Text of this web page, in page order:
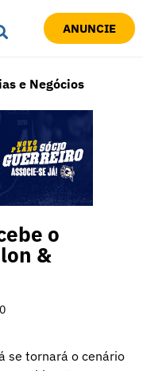
ANUNCIE
e Negócios
o
&
se tornará o cenário